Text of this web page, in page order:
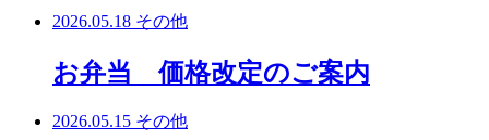
2026.05.18 その他
お弁当 価格改定のご案内
2026.05.15 その他